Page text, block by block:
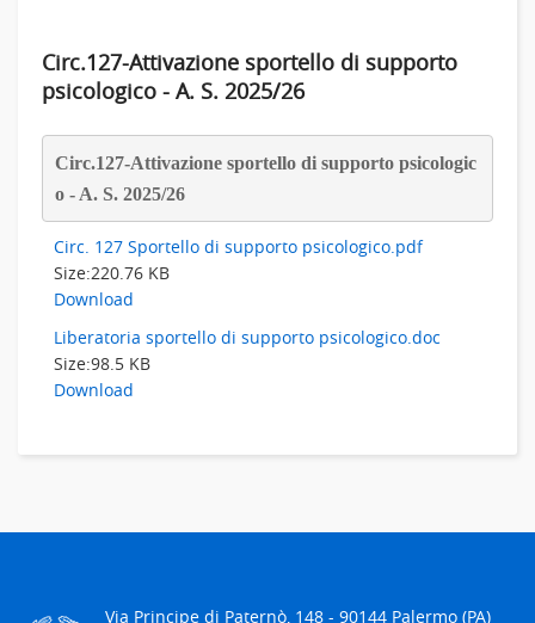
Circ.127-Attivazione sportello di supporto
psicologico - A. S. 2025/26
Circ.127-Attivazione sportello di supporto psicologic
o - A. S. 2025/26
Circ. 127 Sportello di supporto psicologico.pdf
Size:220.76 KB
Download
Liberatoria sportello di supporto psicologico.doc
Size:98.5 KB
Download
Via Principe di Paternò, 148 - 90144 Palermo (PA)